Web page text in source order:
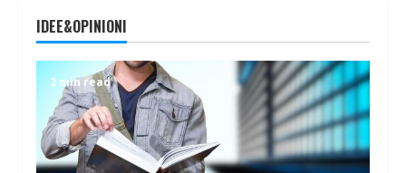
IDEE&OPINIONI
2 min read